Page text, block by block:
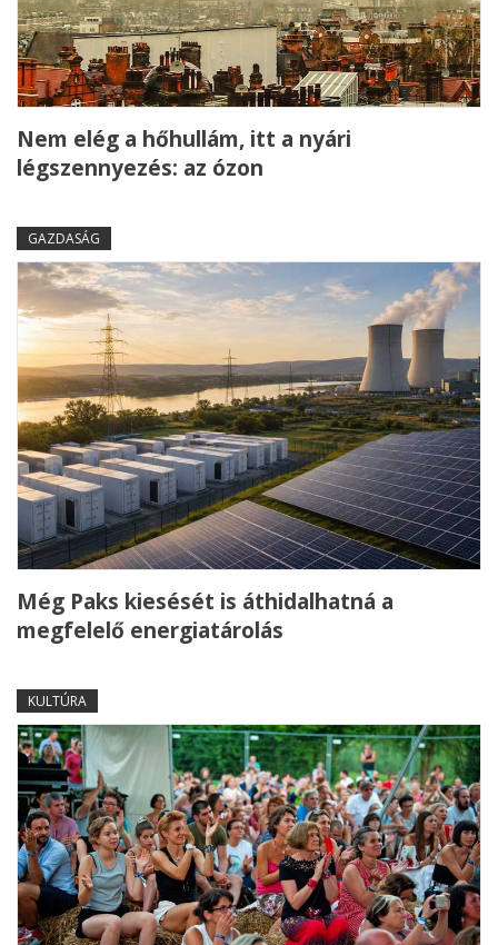
Nem elég a hőhullám, itt a nyári
légszennyezés: az ózon
GAZDASÁG
Még Paks kiesését is áthidalhatná a
megfelelő energiatárolás
KULTÚRA